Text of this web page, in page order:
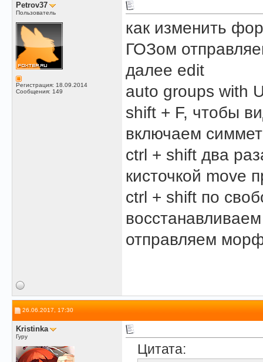
Petrov37
Пользователь
Регистрация: 18.09.2014
Сообщения: 149
как изменить
ГОЗом
далее edit
auto groups with
shift + F, чтобы
включаем
ctrl + shift два
кисточкой move
ctrl + shift по
отправляем
26.06.2017, 17:30
Kristinka
Гуру
Цитата: